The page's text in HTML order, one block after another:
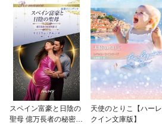
スペイン富豪と日陰の
聖母 億万長者の秘密同
天使のとりこ【ハーレ
クイン文庫版】